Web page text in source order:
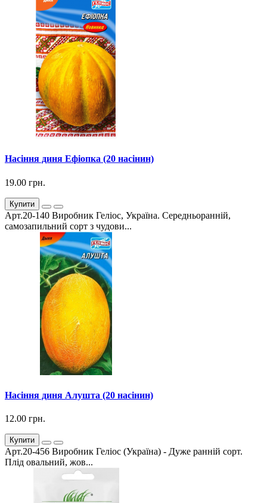
Насіння диня Ефіопка (20 насінин)
19.00 грн.
Купити
Арт.20-140 Виробник Геліос, Україна. Середньоранній,
самозапильний сорт з чудови...
Насіння диня Алушта (20 насінин)
12.00 грн.
Купити
Арт.20-456 Виробник Геліос (Україна) - Дуже ранній сорт.
Плід овальний, жов...